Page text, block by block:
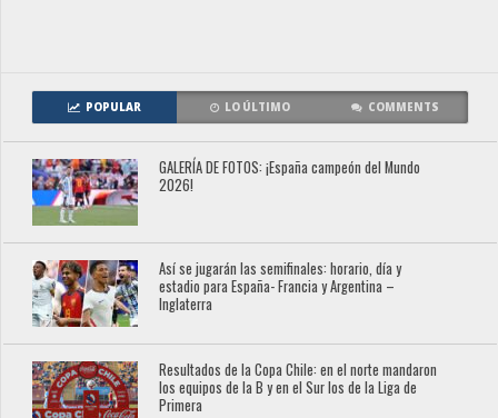
POPULAR LO ÚLTIMO COMMENTS
GALERÍA DE FOTOS: ¡España campeón del Mundo
2026!
Así se jugarán las semifinales: horario, día y
estadio para España- Francia y Argentina –
Inglaterra
Resultados de la Copa Chile: en el norte mandaron
los equipos de la B y en el Sur los de la Liga de
Primera